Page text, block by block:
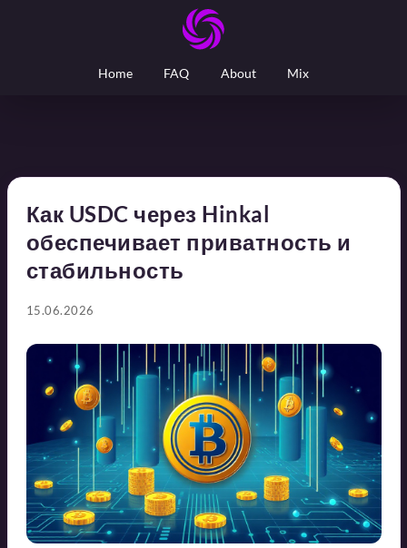
Home FAQ About Mix
Как USDC через Hinkal
обеспечивает приватность и
стабильность
15.06.2026